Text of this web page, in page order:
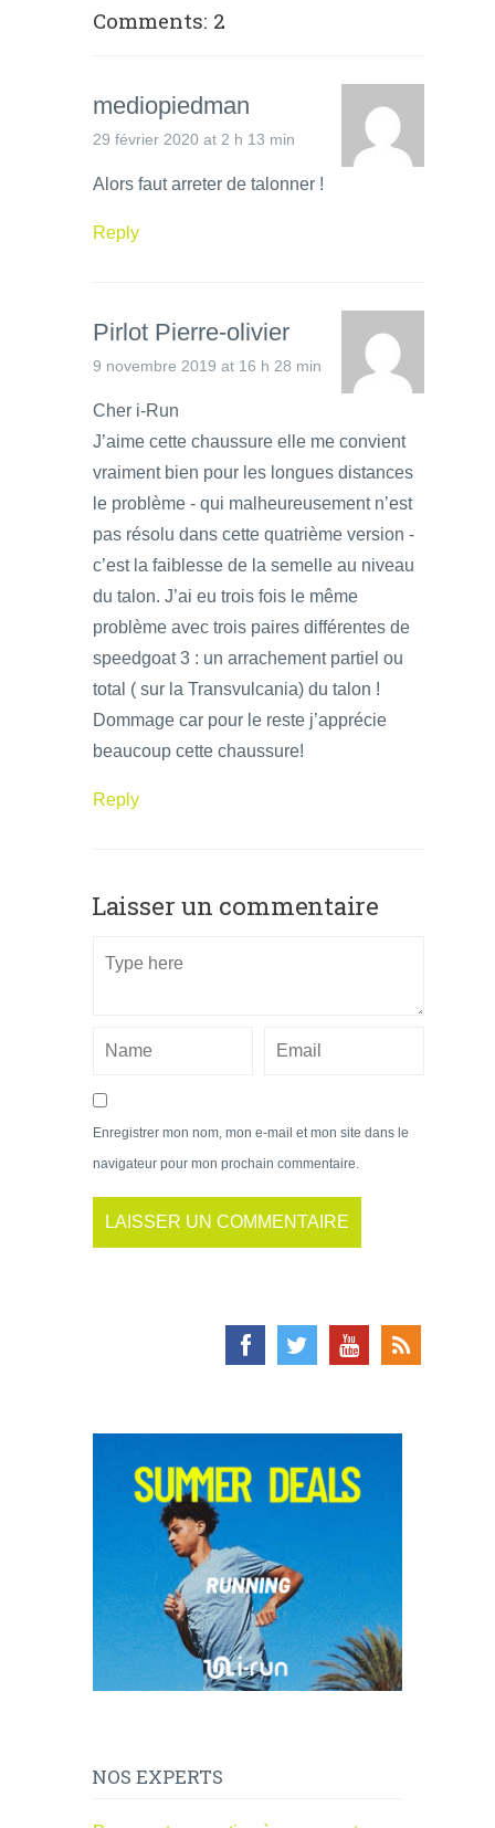
Comments: 2
mediopiedman
29 février 2020 at 2 h 13 min
Alors faut arreter de talonner !
Reply
Pirlot Pierre-olivier
9 novembre 2019 at 16 h 28 min
Cher i-Run
J’aime cette chaussure elle me convient
vraiment bien pour les longues distances
le problème - qui malheureusement n’est
pas résolu dans cette quatrième version -
c’est la faiblesse de la semelle au niveau
du talon. J’ai eu trois fois le même
problème avec trois paires différentes de
speedgoat 3 : un arrachement partiel ou
total ( sur la Transvulcania) du talon !
Dommage car pour le reste j’apprécie
beaucoup cette chaussure!
Reply
Laisser un commentaire
Enregistrer mon nom, mon e-mail et mon site dans le
navigateur pour mon prochain commentaire.
NOS EXPERTS